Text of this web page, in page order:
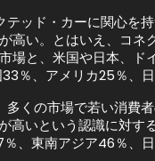
テッド・カーに関心
高い。とはいえ、コ
場と、米国や日本、
％、アメリカ25％、日
くの市場で若い消
いという認識に対
、東南アジア46％、